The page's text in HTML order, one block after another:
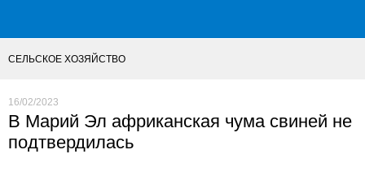
СЕЛЬСКОЕ ХОЗЯЙСТВО
16/02/2023
В Марий Эл африканская чума свиней не
подтвердилась